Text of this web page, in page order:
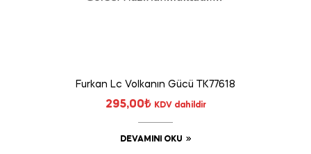
Furkan Lc Volkanın Gücü TK77618
295,00₺ KDV dahildir
DEVAMINI OKU